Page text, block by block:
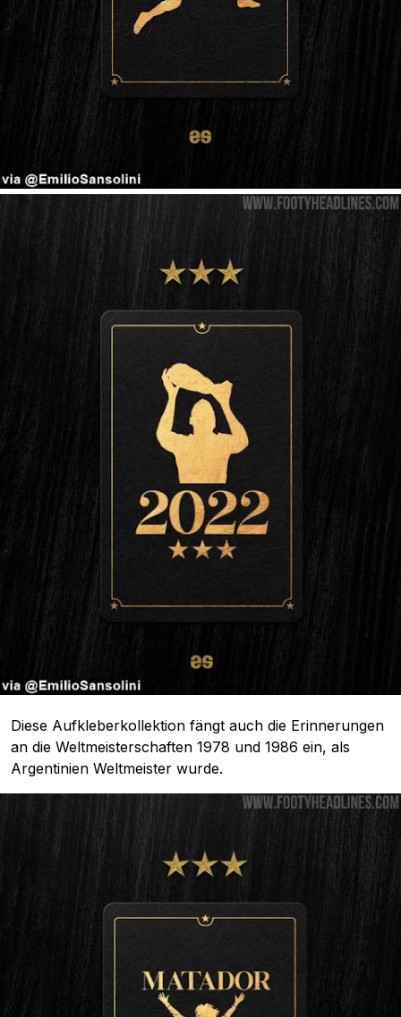
Diese Aufkleberkollektion fängt auch die Erinnerungen
an die Weltmeisterschaften 1978 und 1986 ein, als
Argentinien Weltmeister wurde.